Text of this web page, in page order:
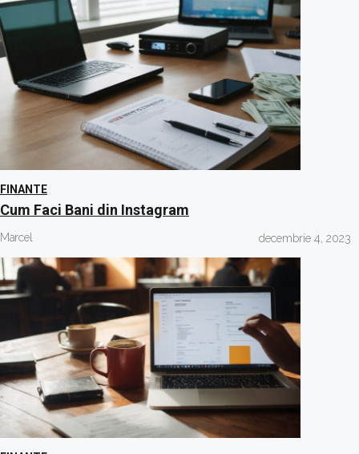
FINANTE
Cum Faci Bani din Instagram
Marcel decembrie 4, 2023